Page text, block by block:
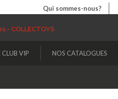
Qui sommes-nous?
CLUB VIP NOS CATALOGUES